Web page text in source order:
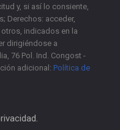
y, si así lo consiente,
Derechos: acceder,
indicados en la
dirigiéndose a
76 Pol. Ind. Congost -
adicional: Política de